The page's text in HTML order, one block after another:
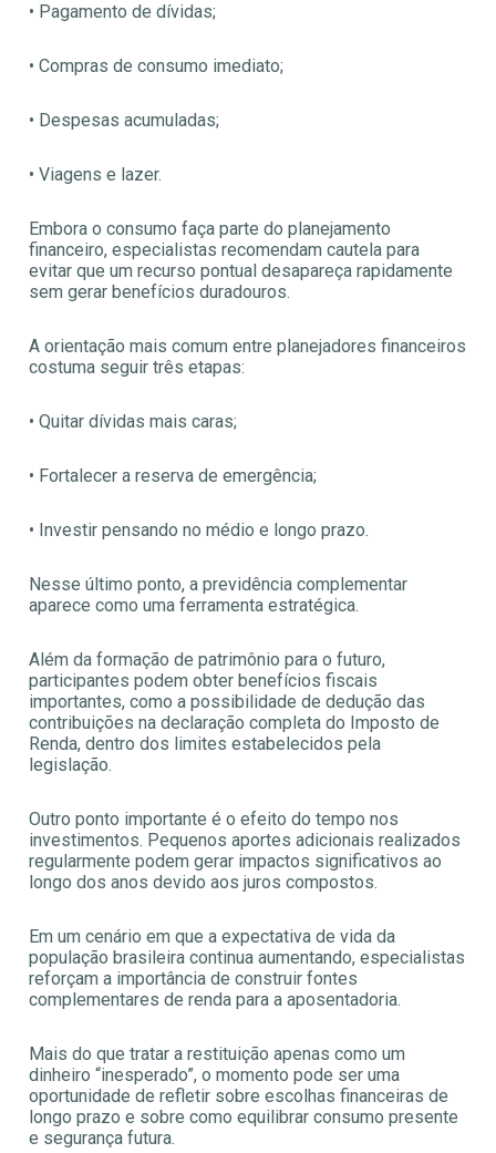
• Pagamento de dívidas;
• Compras de consumo imediato;
• Despesas acumuladas;
• Viagens e lazer.
Embora o consumo faça parte do planejamento
financeiro, especialistas recomendam cautela para
evitar que um recurso pontual desapareça rapidamente
sem gerar benefícios duradouros.
A orientação mais comum entre planejadores financeiros
costuma seguir três etapas:
• Quitar dívidas mais caras;
• Fortalecer a reserva de emergência;
• Investir pensando no médio e longo prazo.
Nesse último ponto, a previdência complementar
aparece como uma ferramenta estratégica.
Além da formação de patrimônio para o futuro,
participantes podem obter benefícios fiscais
importantes, como a possibilidade de dedução das
contribuições na declaração completa do Imposto de
Renda, dentro dos limites estabelecidos pela
legislação.
Outro ponto importante é o efeito do tempo nos
investimentos. Pequenos aportes adicionais realizados
regularmente podem gerar impactos significativos ao
longo dos anos devido aos juros compostos.
Em um cenário em que a expectativa de vida da
população brasileira continua aumentando, especialistas
reforçam a importância de construir fontes
complementares de renda para a aposentadoria.
Mais do que tratar a restituição apenas como um
dinheiro “inesperado”, o momento pode ser uma
oportunidade de refletir sobre escolhas financeiras de
longo prazo e sobre como equilibrar consumo presente
e segurança futura.